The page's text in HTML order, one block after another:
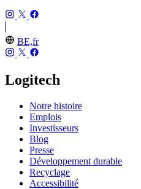
BE,fr
Logitech
Notre histoire
Emplois
Investisseurs
Blog
Presse
Développement durable
Recyclage
Accessibilité